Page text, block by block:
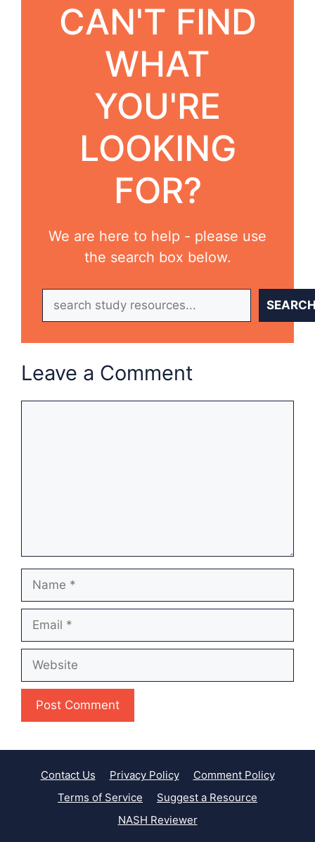
CAN'T FIND
WHAT
YOU'RE
LOOKING
FOR?
We are here to help - please use
the search box below.
Leave a Comment
Contact Us Privacy Policy
Comment Policy
Terms of Service
Suggest a Resource
NASH Reviewer